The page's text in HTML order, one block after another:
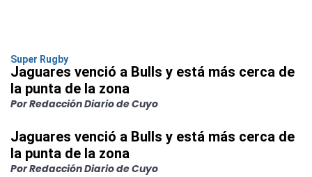
Super Rugby
Jaguares venció a Bulls y está más cerca de
la punta de la zona
Por Redacción Diario de Cuyo
Jaguares venció a Bulls y está más cerca de
la punta de la zona
Por Redacción Diario de Cuyo